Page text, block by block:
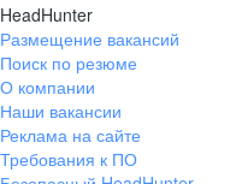
HeadHunter
Размещение вакансий
Поиск по резюме
О компании
Наши вакансии
Реклама на сайте
Требования к ПО